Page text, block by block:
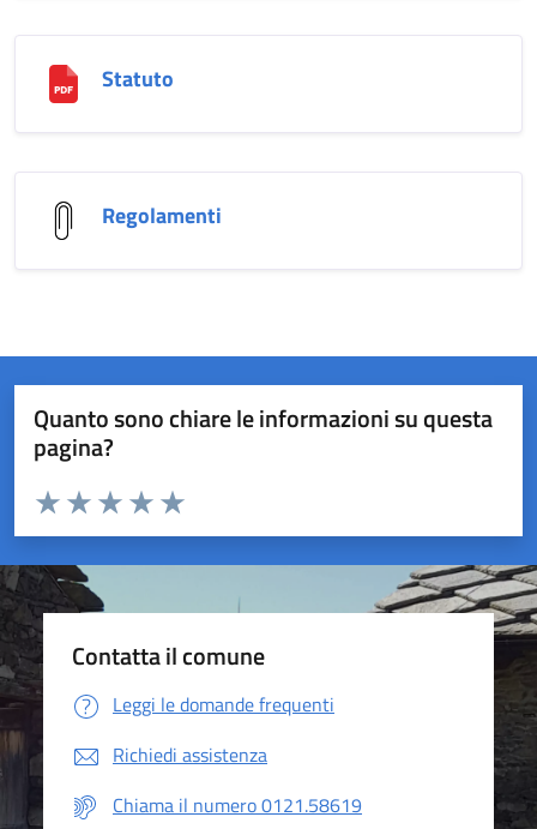
Statuto
Regolamenti
Quanto sono chiare le informazioni su questa
pagina?
Valuta da 1 a 5 stelle la pagina
Valuta 5 stelle su 5
Valuta 4 stelle su 5
Valuta 3 stelle su 5
Valuta 2 stelle su 5
Valuta 1 stelle su 5
Contatta il comune
Leggi le domande frequenti
Richiedi assistenza
Chiama il numero 0121.58619